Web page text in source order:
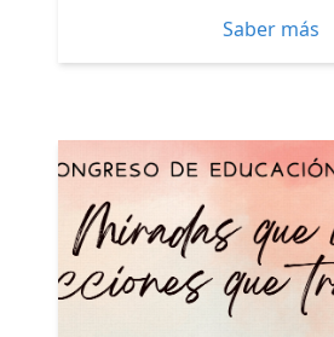
Saber más